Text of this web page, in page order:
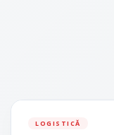
LOGISTICĂ